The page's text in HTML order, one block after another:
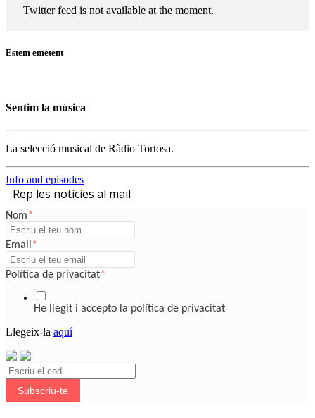
Twitter feed is not available at the moment.
Estem emetent
Sentim la música
La selecció musical de Ràdio Tortosa.
Info and episodes
Rep les notícies al mail
Nom*
Email *
Política de privacitat*
He llegit i accepto la política de privacitat
Llegeix-la aquí
Subscriu-te